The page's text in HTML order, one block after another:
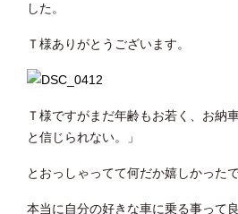
した。
Ｔ様ありがとうございます。
Ｔ様ですがまだ年齢もお若く、お納
と信じられない。」
とおっしゃってて何だか嬉しかったで
本当に自分の好きな車に乗る事って